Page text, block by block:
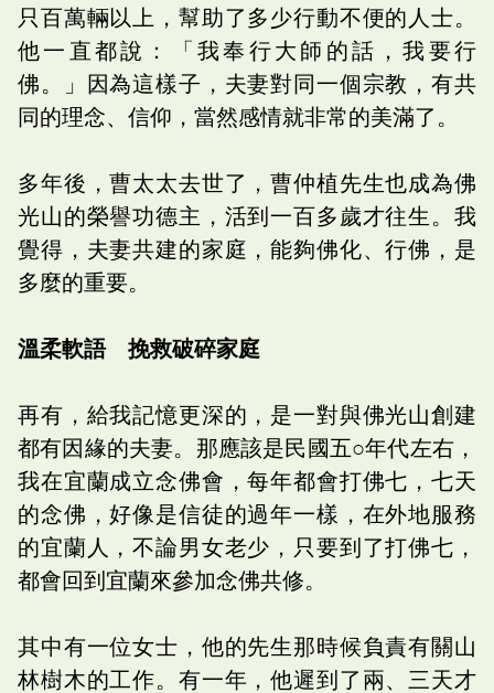
只百萬輛以上，幫助了多少行動不便的人士。
他一直都說：「我奉行大師的話，我要行
佛。」因為這樣子，夫妻對同一個宗教，有共
同的理念、信仰，當然感情就非常的美滿了。
多年後，曹太太去世了，曹仲植先生也成為佛
光山的榮譽功德主，活到一百多歲才往生。我
覺得，夫妻共建的家庭，能夠佛化、行佛，是
多麼的重要。
溫柔軟語 挽救破碎家庭
再有，給我記憶更深的，是一對與佛光山創建
都有因緣的夫妻。那應該是民國五○年代左右，
我在宜蘭成立念佛會，每年都會打佛七，七天
的念佛，好像是信徒的過年一樣，在外地服務
的宜蘭人，不論男女老少，只要到了打佛七，
都會回到宜蘭來參加念佛共修。
其中有一位女士，他的先生那時候負責有關山
林樹木的工作。有一年，他遲到了兩、三天才